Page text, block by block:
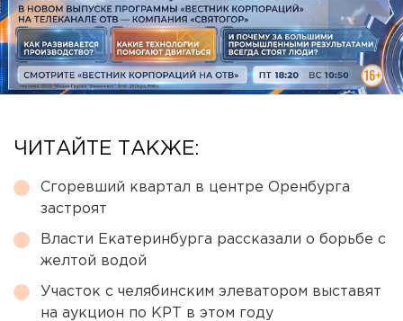
ЧИТАЙТЕ ТАКЖЕ:
Сгоревший квартал в центре Оренбурга
застроят
Власти Екатеринбурга рассказали о борьбе с
желтой водой
Участок с челябинским элеватором выставят
на аукцион по КРТ в этом году